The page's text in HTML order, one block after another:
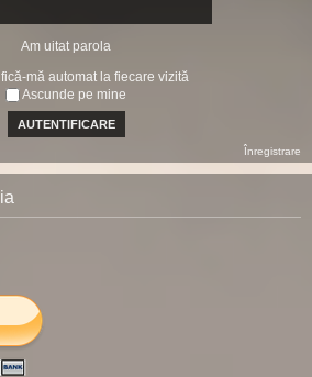
Am uitat parola
mă automat la fiecare vizită
Ascunde pe mine
Înregistrare